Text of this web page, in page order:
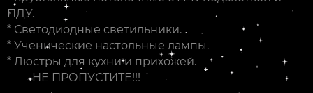
ПДУ.
* Светодиодные светильники.
* Ученические настольные лампы.
* Люстры для кухни и прихожей.
НЕ ПРОПУСТИТЕ!!!